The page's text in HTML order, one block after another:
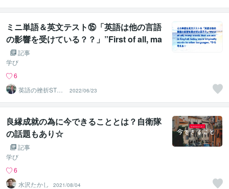
ミニ単語＆英文テスト⑮「英語は他の言語
の影響を受けている？？」”First of all, ma
ny words that we use in English today w
ere originally words in other language
s. ”から考える☆
記事
学び
6
英語の挫折STO
P！伴走コーチ中
村
2022/06/23
良縁成就の為に今できることとは？自衛隊
の話題もあり☆
記事
学び
6
水沢たかし
2021/08/04